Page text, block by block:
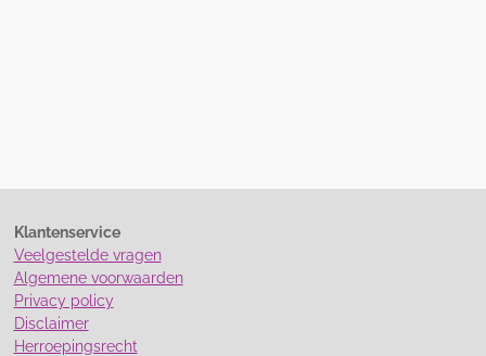
Klantenservice
Veelgestelde vragen
Algemene voorwaarden
Privacy policy
Disclaimer
Herroepingsrecht